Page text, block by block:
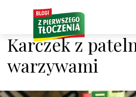
Karczek z
warzywami